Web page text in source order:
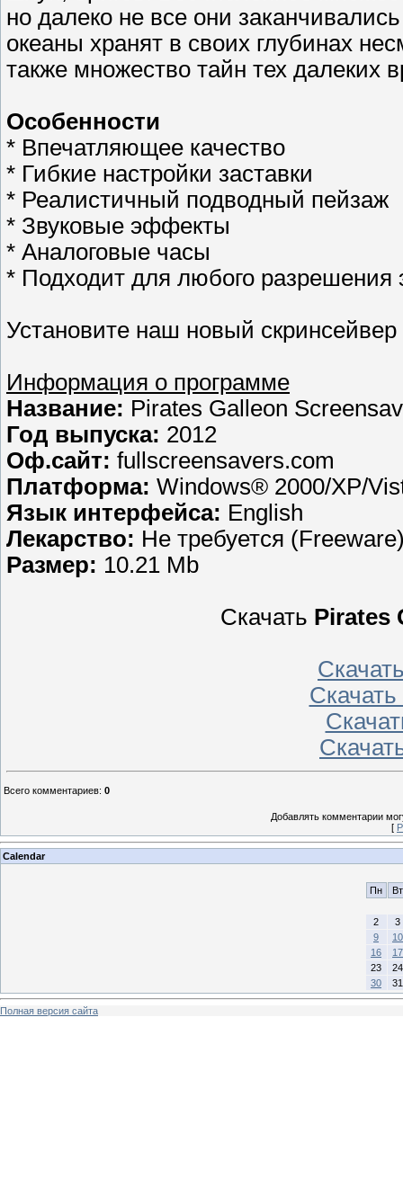
но далеко не все они
океаны хранят в своих глубинах
также множество тайн тех далеких
Особенности
* Впечатляющее качество
* Гибкие настройки заставки
* Реалистичный подводный пейзаж
* Звуковые эффекты
* Аналоговые часы
* Подходит для любого разрешения
Установите наш новый
Информация о программе
Название: Pirates Galleon
Год выпуска: 2012
Оф.сайт: fullscreensavers.com
Платформа: Windows® 2000/XP/
Язык интерфейса: English
Лекарство: Не требуется
Размер: 10.21 Mb
Скачать Pirates
Всего комментариев: 0
Добавлять комментарии
[
Calendar
Пн Вт
2
3
9
10
16
17
23
24
30
31
Полная версия сайта